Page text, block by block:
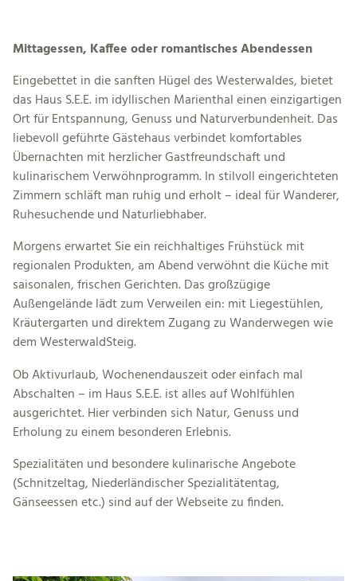
Mittagessen, Kaffee oder romantisches Abendessen
Eingebettet in die sanften Hügel des Westerwaldes, bietet
das Haus S.E.E. im idyllischen Marienthal einen einzigartigen
Ort für Entspannung, Genuss und Naturverbundenheit. Das
liebevoll geführte Gästehaus verbindet komfortables
Übernachten mit herzlicher Gastfreundschaft und
kulinarischem Verwöhnprogramm. In stilvoll eingerichteten
Zimmern schläft man ruhig und erholt – ideal für Wanderer,
Ruhesuchende und Naturliebhaber.
Morgens erwartet Sie ein reichhaltiges Frühstück mit
regionalen Produkten, am Abend verwöhnt die Küche mit
saisonalen, frischen Gerichten. Das großzügige
Außengelände lädt zum Verweilen ein: mit Liegestühlen,
Kräutergarten und direktem Zugang zu Wanderwegen wie
dem WesterwaldSteig.
Ob Aktivurlaub, Wochenendauszeit oder einfach mal
Abschalten – im Haus S.E.E. ist alles auf Wohlfühlen
ausgerichtet. Hier verbinden sich Natur, Genuss und
Erholung zu einem besonderen Erlebnis.
Spezialitäten und besondere kulinarische Angebote
(Schnitzeltag, Niederländischer Spezialitätentag,
Gänseessen etc.) sind auf der Webseite zu finden.